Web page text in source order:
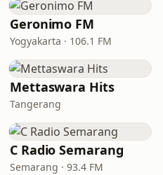
Geronimo FM
Yogyakarta · 106.1 FM
Mettaswara Hits
Tangerang
C Radio Semarang
Semarang · 93.4 FM